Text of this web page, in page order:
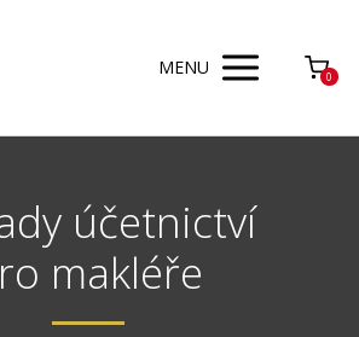
MENU 0
účetnictví
makléře